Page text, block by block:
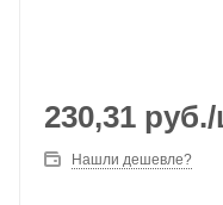
230,31 руб.
Нашли дешевле?